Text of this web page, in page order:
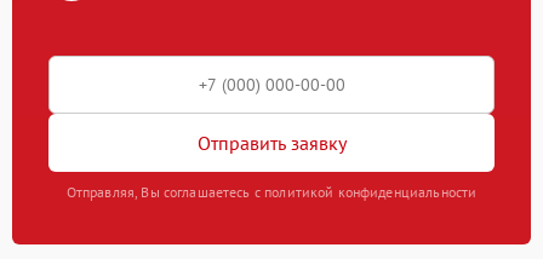
Отправить заявку
Отправляя, Вы соглашаетесь с политикой конфиденциальности